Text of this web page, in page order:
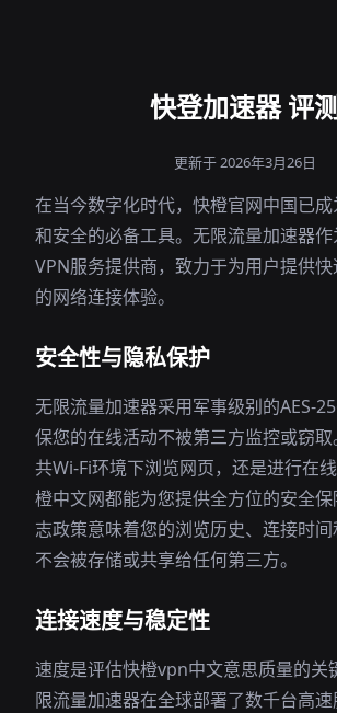
快登加速器 评
更新于 2026年3月26日
在当今数字化时代，快橙官网中国已
和安全的必备工具。无限流量加速器
VPN服务提供商，致力于为用户提供
的网络连接体验。
安全性与隐私保护
无限流量加速器采用军事级别的AES-
保您的在线活动不被第三方监控或窃
共Wi-Fi环境下浏览网页，还是进行在
橙中文网都能为您提供全方位的安全
志政策意味着您的浏览历史、连接时
不会被存储或共享给任何第三方。
连接速度与稳定性
速度是评估快橙vpn中文意思质量的关
限流量加速器在全球部署了数千台高